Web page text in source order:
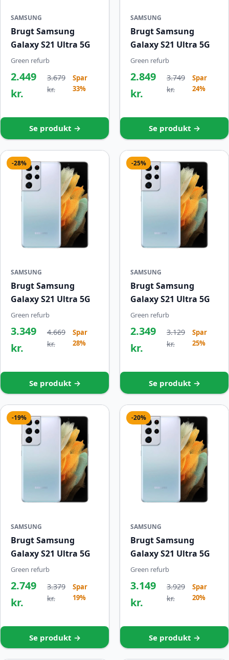
SAMSUNG
Brugt Samsung
Galaxy S21 Ultra 5G
Green refurb
2.449
kr.
3.679
kr.
Spar
33%
Se produkt →
SAMSUNG
Brugt Samsung
Galaxy S21 Ultra 5G
Green refurb
2.849
kr.
3.749
kr.
Spar
24%
Se produkt →
-28%
SAMSUNG
Brugt Samsung
Galaxy S21 Ultra 5G
Green refurb
3.349
kr.
4.669
kr.
Spar
28%
Se produkt →
-25%
SAMSUNG
Brugt Samsung
Galaxy S21 Ultra 5G
Green refurb
2.349
kr.
3.129
kr.
Spar
25%
Se produkt →
-19%
SAMSUNG
Brugt Samsung
Galaxy S21 Ultra 5G
Green refurb
2.749
kr.
3.379
kr.
Spar
19%
Se produkt →
-20%
SAMSUNG
Brugt Samsung
Galaxy S21 Ultra 5G
Green refurb
3.149
kr.
3.929
kr.
Spar
20%
Se produkt →